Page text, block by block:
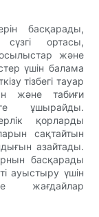
басқарады,
ортасы,
және
үшін балама
тізбегі тауар
және табиғи
ұшырайды.
қорларды
сақтайтын
азайтады.
басқарады
ауыстыру үшін
жағдайлар